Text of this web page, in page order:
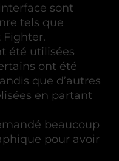
sont
tels que
Fighter.
été utilisées
ont été
que d’autres
en partant
beaucoup
pour avoir